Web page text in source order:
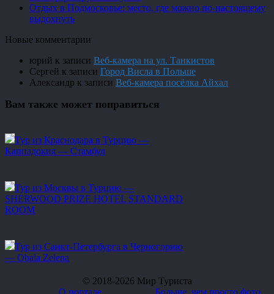
Отдых в Подмосковье: место, где можно по-настоящему
выдохнуть
Новые комментарии
юрий к записи Веб-камера на ул. Танкистов
Сергей к записи Город Висла в Польше
Александр к записи Веб-камера посёлка Айхал
Вам также может понравиться
Тур из Краснодара в Турцию —
Каппадокия — Стамбул
Тур из Москвы в Турцию —
SHERWOOD PRIZE HOTEL STANDARD
ROOM
Тур из Санкт-Петербурга в Черногорию
— Obala Zelena
© 2018-2026 Мир Туриста